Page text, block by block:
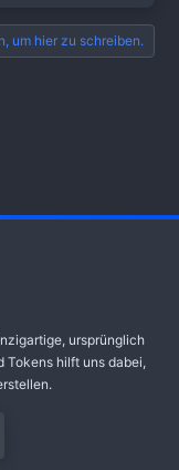
um hier zu schreiben.
ursprünglich
Tokens hilft uns dabei,